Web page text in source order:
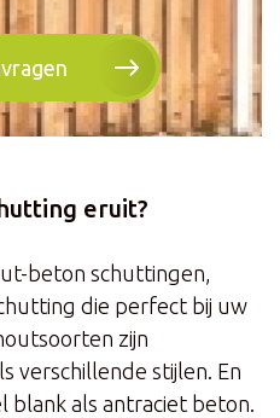
eruit?
beton schuttingen,
die perfect bij uw
zijn
verschillende stijlen. En
blank als antraciet beton.